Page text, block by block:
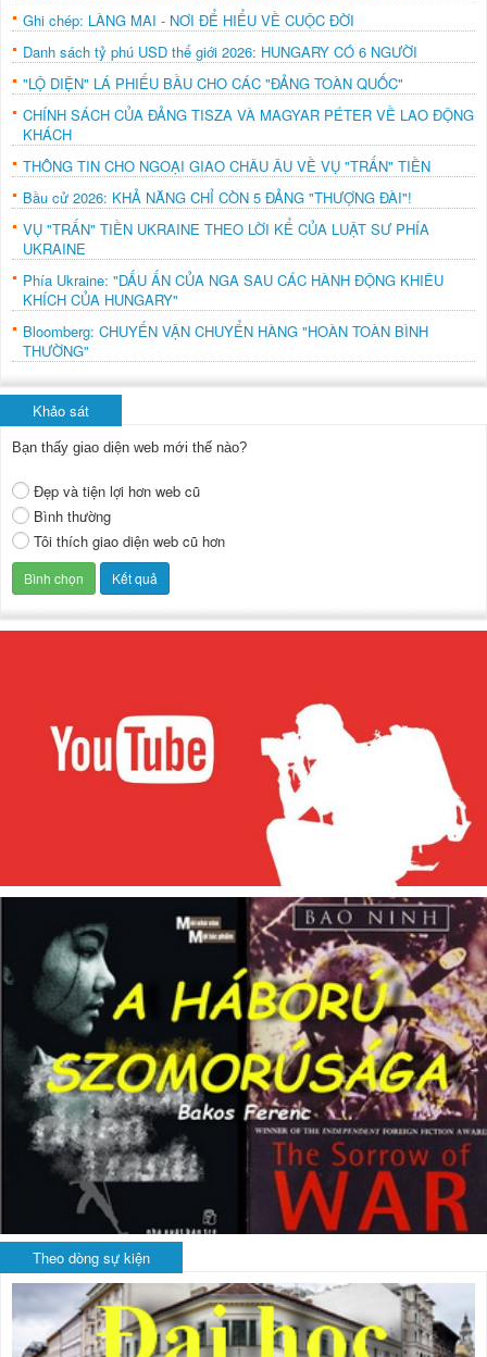
Ghi chép: LÀNG MAI - NƠI ĐỂ HIỂU VỀ CUỘC ĐỜI
Danh sách tỷ phú USD thế giới 2026: HUNGARY CÓ 6 NGƯỜI
"LỘ DIỆN" LÁ PHIẾU BẦU CHO CÁC "ĐẢNG TOÀN QUỐC"
CHÍNH SÁCH CỦA ĐẢNG TISZA VÀ MAGYAR PÉTER VỀ LAO ĐỘNG
KHÁCH
THÔNG TIN CHO NGOẠI GIAO CHÂU ÂU VỀ VỤ "TRẤN" TIỀN
Bầu cử 2026: KHẢ NĂNG CHỈ CÒN 5 ĐẢNG "THƯỢNG ĐÀI"!
VỤ "TRẤN" TIỀN UKRAINE THEO LỜI KỂ CỦA LUẬT SƯ PHÍA
UKRAINE
Phía Ukraine: "DẤU ẤN CỦA NGA SAU CÁC HÀNH ĐỘNG KHIÊU
KHÍCH CỦA HUNGARY"
Bloomberg: CHUYẾN VẬN CHUYỂN HÀNG "HOÀN TOÀN BÌNH
THƯỜNG"
Khảo sát
Bạn thấy giao diện web mới thế nào?
Đẹp và tiện lợi hơn web cũ
Bình thường
Tôi thích giao diện web cũ hơn
Theo dòng sự kiện